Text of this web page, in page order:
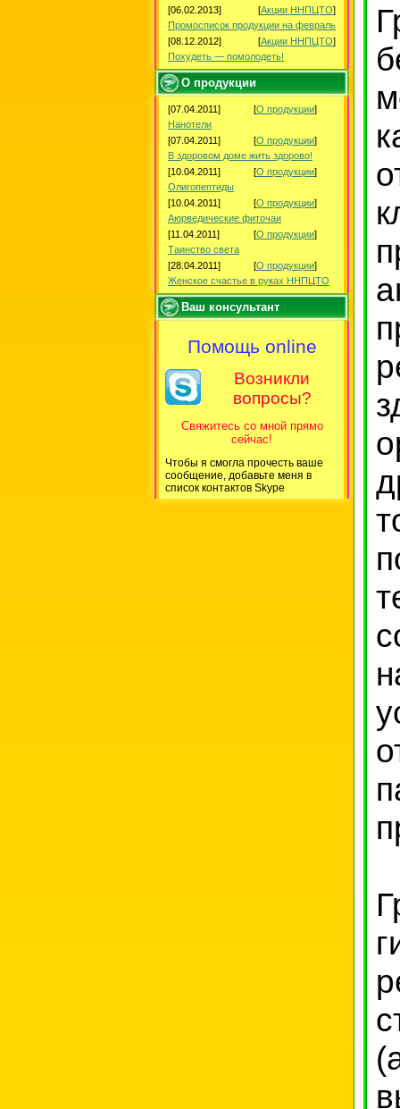
[06.02.2013]
[Акции ННПЦТО]
Промосписок продукции на февраль
[08.12.2012]
[Акции ННПЦТО]
Похудеть — помолодеть!
О продукции
[07.04.2011] [О продукции]
Нанотели
[07.04.2011]
[О продукции]
В здоровом доме жить здорово!
[10.04.2011]
[О продукции]
Олигопептиды
[10.04.2011]
[О продукции]
Аюрведические фиточаи
[11.04.2011]
[О продукции]
Таинство света
[28.04.2011]
[О продукции]
Женское счастье в руках ННПЦТО
Ваш консультант
Помощь online
Возникли
вопросы?
Свяжитесь со мной прямо
сейчас!
Чтобы я смогла прочесть ваше
сообщение, добавьте меня в
список контактов Skype